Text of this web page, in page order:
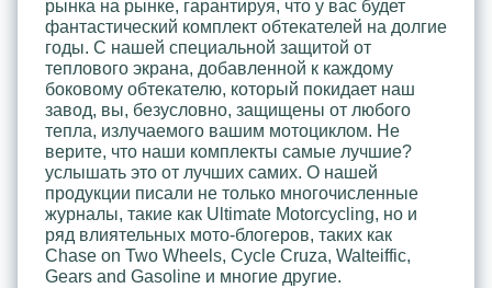
рынка на рынке, гарантируя, что у вас будет
фантастический комплект обтекателей на долгие
годы. С нашей специальной защитой от
теплового экрана, добавленной к каждому
боковому обтекателю, который покидает наш
завод, вы, безусловно, защищены от любого
тепла, излучаемого вашим мотоциклом. Не
верите, что наши комплекты самые лучшие?
услышать это от лучших самих. О нашей
продукции писали не только многочисленные
журналы, такие как Ultimate Motorcycling, но и
ряд влиятельных мото-блогеров, таких как
Chase on Two Wheels, Cycle Cruza, Walteiffic,
Gears and Gasoline и многие другие.